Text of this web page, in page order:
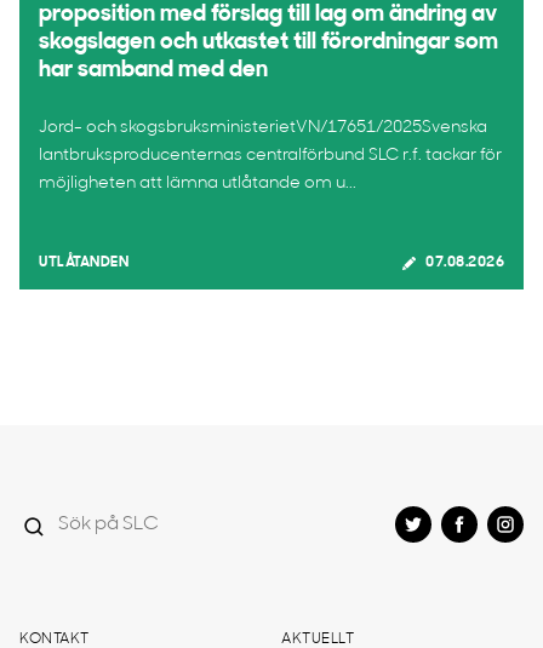
proposition med förslag till lag om ändring av
skogslagen och utkastet till förordningar som
har samband med den
Jord- och skogsbruksministerietVN/17651/2025Svenska
lantbruksproducenternas centralförbund SLC r.f. tackar för
möjligheten att lämna utlåtande om u...
UTLÅTANDEN 07.08.2026
KONTAKT AKTUELLT